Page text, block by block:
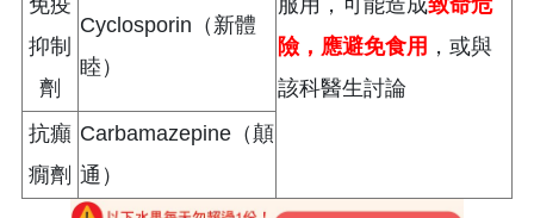
險，應避免食用 ，或與
該科醫生討論
抑制
劑
Cyclosporin（新體
睦）
抗癲
癇劑
Carbamazepine（顛
通）